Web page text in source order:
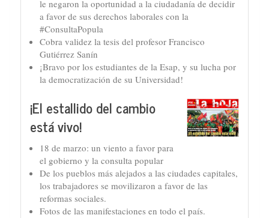
le negaron la oportunidad a la ciudadanía de decidir
a favor de sus derechos laborales con la
#ConsultaPopula
Cobra validez la tesis del profesor Francisco
Gutiérrez Sanín
¡Bravo por los estudiantes de la Esap, y su lucha por
la democratización de su Universidad!
¡El estallido del cambio
está vivo!
18 de marzo: un viento a favor para
el gobierno y la consulta popular
De los pueblos más alejados a las ciudades capitales,
los trabajadores se movilizaron a favor de las
reformas sociales.
Fotos de las manifestaciones en todo el país.